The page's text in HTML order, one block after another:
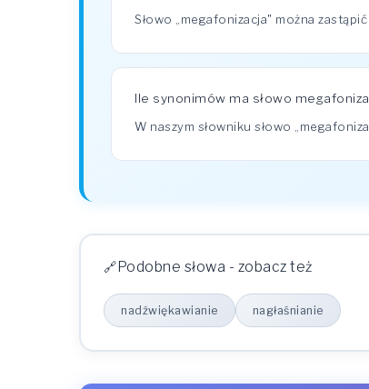
Słowo „megafonizacja" można
Ile synonimów ma słowo
W naszym słowniku słowo
Podobne słowa - zobacz też
nadźwiękawianie nagłaśnianie